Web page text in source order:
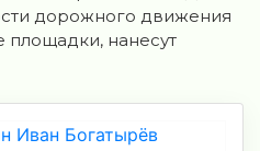
дорожного движения
площадки, нанесут